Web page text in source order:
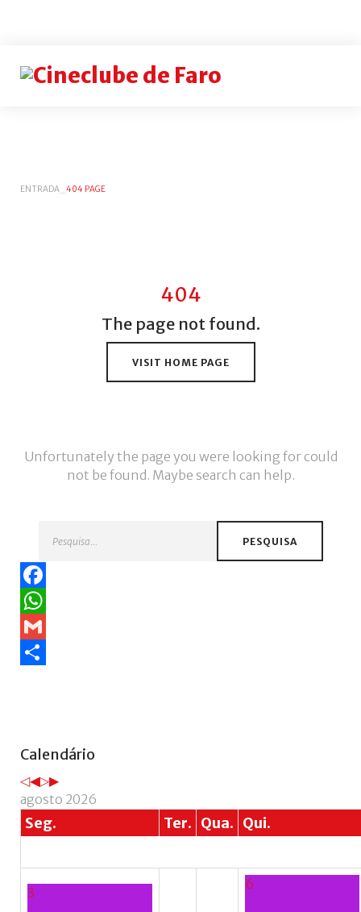
ENTRADA 404 PAGE
404
The page not found.
VISIT HOME PAGE
Unfortunately the page you were looking for could
not be found. Maybe search can help.
PESQUISA
Calendário
AnoMês
Próximo
Próximo
agosto 2026
Seg. Ter. Qua. Qui.
3
6
senha?